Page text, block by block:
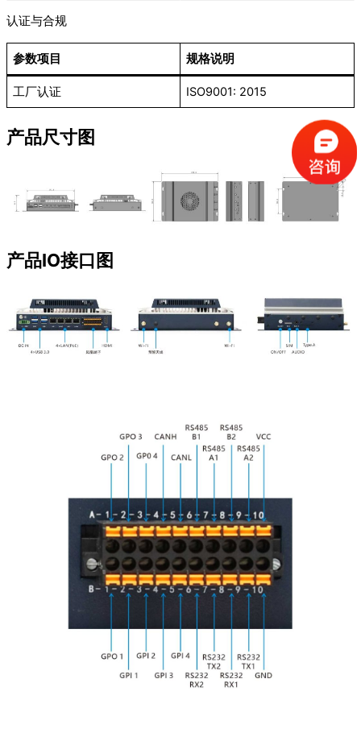
认证与合规
参数项目 规格说明
工厂认证 ISO9001: 2015
产品尺寸图
产品IO接口图